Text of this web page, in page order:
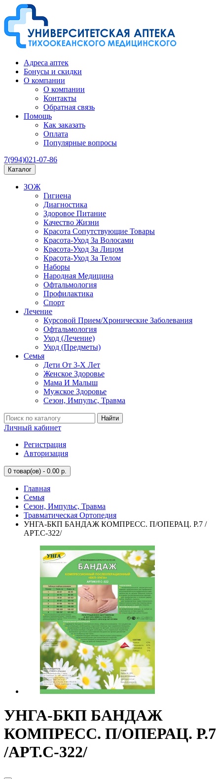
Адреса аптек
Бонусы и скидки
О компании
О компании
Контакты
Обратная связь
Помощь
Как заказать
Оплата
Популярные вопросы
7(994)021-07-86
Каталог
ЗОЖ
Гигиена
Диагностика
Здоровое Питание
Качество Жизни
Красота Сопутствующие Товары
Красота-Уход За Волосами
Красота-Уход За Лицом
Красота-Уход За Телом
Наборы
Народная Медицина
Офтальмология
Профилактика
Спорт
Лечение
Курсовой Прием/Хронические Заболевания
Офтальмология
Уход (Лечение)
Уход (Предметы)
Семья
Дети От 3-Х Лет
Женское Здоровье
Мама И Малыш
Мужское Здоровье
Сезон, Импульс, Травма
Найти
Личный кабинет
Регистрация
Авторизация
0 товар(ов) - 0.00 р.
Главная
Семья
Сезон, Импульс, Травма
Травматическая Ортопедия
УНГА-БКП БАНДАЖ КОМПРЕСС. П/ОПЕРАЦ. Р.7 /
АРТ.С-322/
УНГА-БКП БАНДАЖ
КОМПРЕСС. П/ОПЕРАЦ. Р.7
/АРТ.С-322/